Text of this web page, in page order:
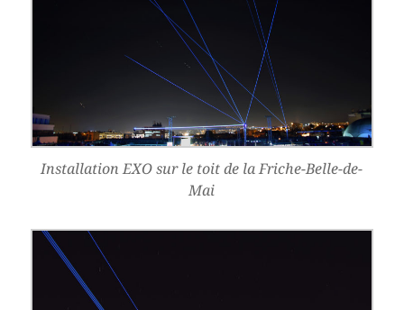
Installation EXO sur le toit de la Friche-Belle-de-
Mai